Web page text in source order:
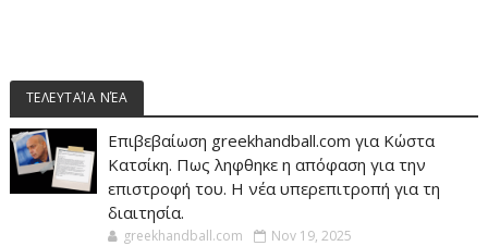
ΤΕΛΕΥΤΑΊΑ ΝΈΑ
Επιβεβαίωση greekhandball.com για Κώστα
Κατσίκη. Πως ληφθηκε η απόφαση για την
επιστροφή του. Η νέα υπερεπιτροπή για τη
διαιτησία.
greekhandball.com Nov 19, 2025